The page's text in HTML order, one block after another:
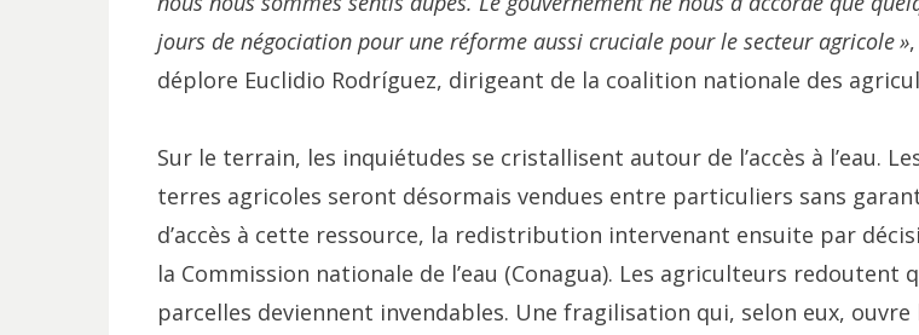
jours de négociation pour une réforme aussi cruciale pour le secteur agricole»,
déplore Euclidio Rodríguez, dirigeant de la coalition nationale des
Sur le terrain, les inquiétudes se cristallisent autour de l’accès à l’eau.
terres agricoles seront désormais vendues entre particuliers sans
d’accès à cette ressource, la redistribution intervenant ensuite par
la Commission nationale de l’eau (Conagua). Les agriculteurs redoutent
parcelles deviennent invendables. Une fragilisation qui, selon eux, ouvre